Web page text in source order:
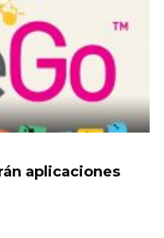
aplicaciones